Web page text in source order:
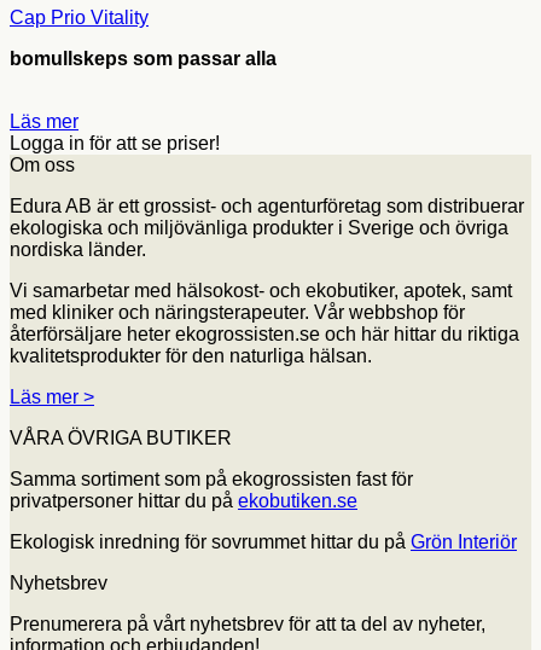
Cap Prio Vitality
bomullskeps som passar alla
Läs mer
Logga in för att se priser!
Om oss
Edura AB är ett grossist- och agenturföretag som distribuerar
ekologiska och miljövänliga produkter i Sverige och övriga
nordiska länder.
Vi samarbetar med hälsokost- och ekobutiker, apotek, samt
med kliniker och näringsterapeuter. Vår webbshop för
återförsäljare heter ekogrossisten.se och här hittar du riktiga
kvalitetsprodukter för den naturliga hälsan.
Läs mer >
VÅRA ÖVRIGA BUTIKER
Samma sortiment som på ekogrossisten fast för
privatpersoner hittar du på ekobutiken.se
Ekologisk inredning för sovrummet hittar du på Grön Interiör
Nyhetsbrev
Prenumerera på vårt nyhetsbrev för att ta del av nyheter,